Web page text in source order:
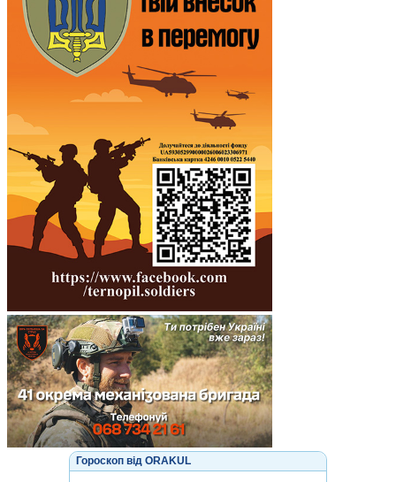
Гороскоп від ORAKUL